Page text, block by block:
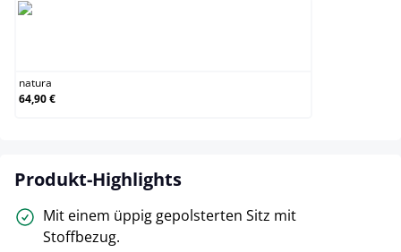
natura
64,90 €
Produkt-Highlights
Mit einem üppig gepolsterten Sitz mit
Stoffbezug.